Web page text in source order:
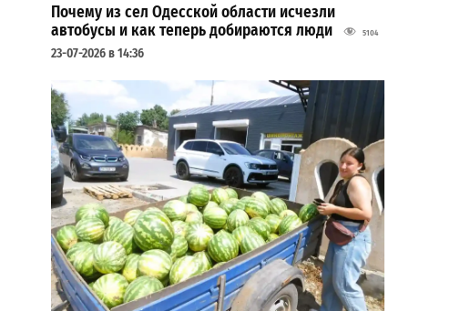
Почему из сел Одесской области исчезли
автобусы и как теперь добираются люди
5104
23-07-2026 в 14:36